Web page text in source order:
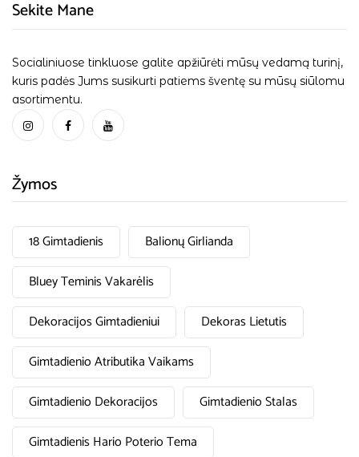
Sekite Mane
Socialiniuose tinkluose galite apžiūrėti mūsų vedamą turinį,
kuris padės Jums susikurti patiems šventę su mūsų siūlomu
asortimentu.
Žymos
18 Gimtadienis
Balionų Girlianda
Bluey Teminis Vakarėlis
Dekoracijos Gimtadieniui
Dekoras Lietutis
Gimtadienio Atributika Vaikams
Gimtadienio Dekoracijos
Gimtadienio Stalas
Gimtadienis Hario Poterio Tema